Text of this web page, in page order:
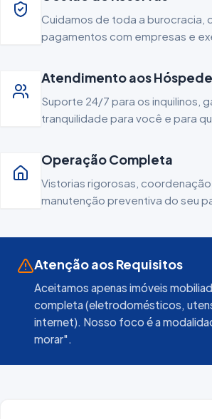
Cuidamos de toda a burocracia,
pagamentos com empresas e
Atendimento aos
Suporte 24/7 para os inquilinos,
tranquilidade para você e para
Operação Completa
Vistorias rigorosas,
manutenção preventiva do seu
Atenção aos Requisitos
Aceitamos apenas imóveis
completa (eletrodomésticos,
internet). Nosso foco é a
morar".